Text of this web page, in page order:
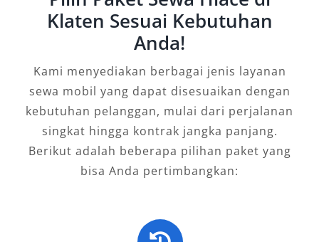
mengutamakan keseimbangan antara desain
modern dan fungsionalitas. Dengan kapasitas
sebagai mobil keluarga besar maupun
kendaraan rombongan bisnis. Kursinya
dirancang ergonomis dengan bahan
berkualitas, dilengkapi pendingin udara yang
merata ke seluruh kabin, sehingga setiap
penumpang tetap merasa nyaman meski
Mesinnya bertenaga namun tetap efisien
Klaten Sesuai Kebutuhan
Anda!
Kami menyediakan berbagai jenis layanan
sewa mobil yang dapat disesuaikan dengan
kebutuhan pelanggan, mulai dari perjalanan
singkat hingga kontrak jangka panjang.
Berikut adalah beberapa pilihan paket yang
bisa Anda pertimbangkan: